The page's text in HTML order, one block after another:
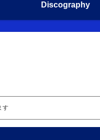
Discography
す